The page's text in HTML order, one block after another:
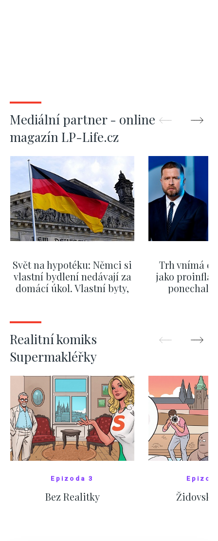
Mediální partner - online
magazín LP-Life.cz
Svět na hypotéku: Němci si
vlastní bydlení nedávají za
domácí úkol. Vlastní byty,
Trh vnímá
jako
ponechali
Realitní komiks
Supermakléřky
Epizoda 3
Bez Realitky